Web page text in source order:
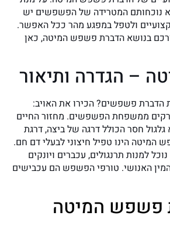
נוכחותם המטרידה של הפשפשים יש
ולטפל במפגע מהר ככל האפשר.
בנושא הדברת פשפש המיטה, כאן
– הגדרה ותיאור
הדברת פשפשים? הכירו את האויב:
ממשפחת הפשפשים. מחזור החיים
חסר הכולל דרגה של ביצה, דרגת
המיטה הינו טפיל חיצוני לבעלי דם חם.
למנות תרנגולים, עכברים ויונקים
האנושי. טורפי הפשפש הם עכבישים
פשפש המיטה